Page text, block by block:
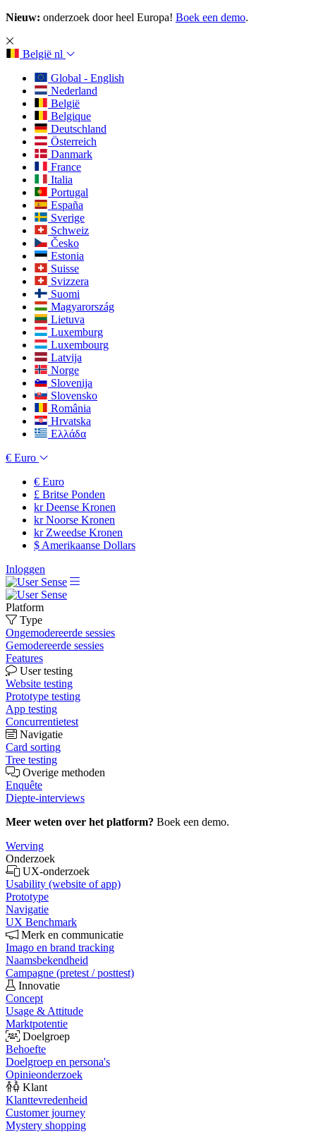
Nieuw: onderzoek door heel Europa! Boek een demo.
België nl
Global - English
Nederland
België
Belgique
Deutschland
Österreich
Danmark
France
Italia
Portugal
España
Sverige
Schweiz
Česko
Estonia
Suisse
Svizzera
Suomi
Magyarország
Lietuva
Luxemburg
Luxembourg
Latvija
Norge
Slovenija
Slovensko
România
Hrvatska
Ελλάδα
€ Euro
€ Euro
£ Britse Ponden
krDeense Kronen
krNoorse Kronen
krZweedse Kronen
$ Amerikaanse Dollars
Inloggen
Platform
Type
Ongemodereerde sessies
Gemodereerde sessies
Features
User testing
Website testing
Prototype testing
App testing
Concurrentietest
Navigatie
Card sorting
Tree testing
Overige methoden
Enquête
Diepte-interviews
Meer weten over het platform? Boek een demo.
Werving
Onderzoek
UX-onderzoek
Usability (website of app)
Prototype
Navigatie
UX Benchmark
Merk en communicatie
Imago en brand tracking
Naamsbekendheid
Campagne (pretest / posttest)
Innovatie
Concept
Usage & Attitude
Marktpotentie
Doelgroep
Behoefte
Doelgroep en persona's
Opinieonderzoek
Klant
Klanttevredenheid
Customer journey
Mystery shopping